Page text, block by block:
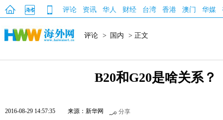
评论 资讯 华人 财经 台湾 香港 澳门 华媒
评论 > 国内 > 正文
B20和G20是啥关系？
2016-08-29 14:57:35 来源：新华网 分享